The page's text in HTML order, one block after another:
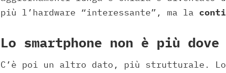
più l’hardware “interessante”, ma la
Lo smartphone non è più
C’è poi un altro dato, più strutturale. Lo